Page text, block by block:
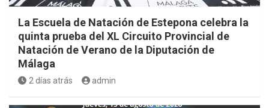
La Escuela de Natación de Estepona celebra la
quinta prueba del XL Circuito Provincial de
Natación de Verano de la Diputación de
Málaga
2 días atrás admin